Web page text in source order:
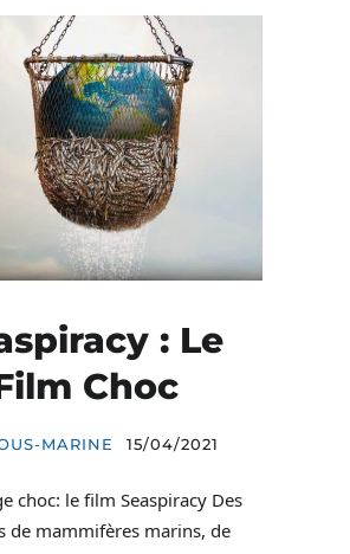
: Le
Choc
MARINE 15/04/2021
choc: le film Seaspiracy Des
de mammifères marins, de